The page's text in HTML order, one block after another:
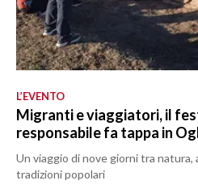
L’EVENTO
Migranti e viaggiatori, il
responsabile fa tappa in
Un viaggio di nove giorni tra natura,
tradizioni popolari